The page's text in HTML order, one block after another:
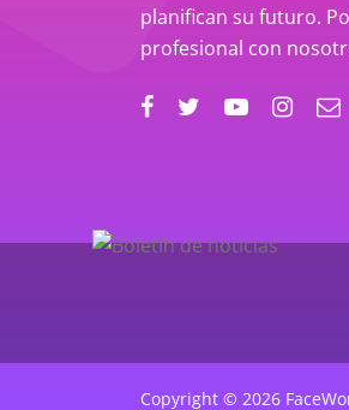
planifican su futuro.
profesional con
Copyright © 2026